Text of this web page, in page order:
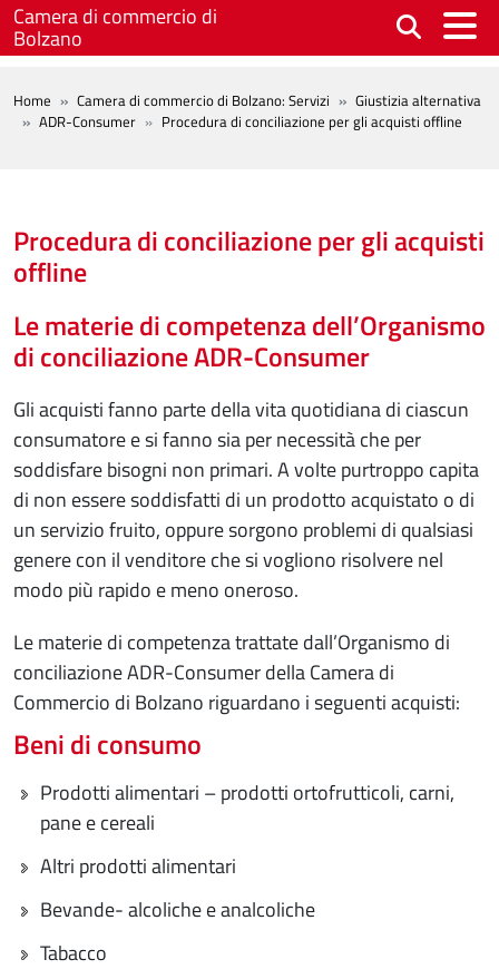
Salta al contenuto principale
Camera di commercio di
Bolzano
BREADCRUMB
Home Camera di commercio di Bolzano: Servizi
Giustizia alternativa
ADR-Consumer
Procedura di conciliazione per gli acquisti offline
Procedura di conciliazione per gli acquisti
offline
Le materie di competenza dell’Organismo
di conciliazione ADR-Consumer
Gli acquisti fanno parte della vita quotidiana di ciascun
consumatore e si fanno sia per necessità che per
soddisfare bisogni non primari. A volte purtroppo capita
di non essere soddisfatti di un prodotto acquistato o di
un servizio fruito, oppure sorgono problemi di qualsiasi
genere con il venditore che si vogliono risolvere nel
modo più rapido e meno oneroso.
Le materie di competenza trattate dall’Organismo di
conciliazione ADR-Consumer della Camera di
Commercio di Bolzano riguardano i seguenti acquisti:
Beni di consumo
Prodotti alimentari – prodotti ortofrutticoli, carni,
pane e cereali
Altri prodotti alimentari
Bevande- alcoliche e analcoliche
Tabacco